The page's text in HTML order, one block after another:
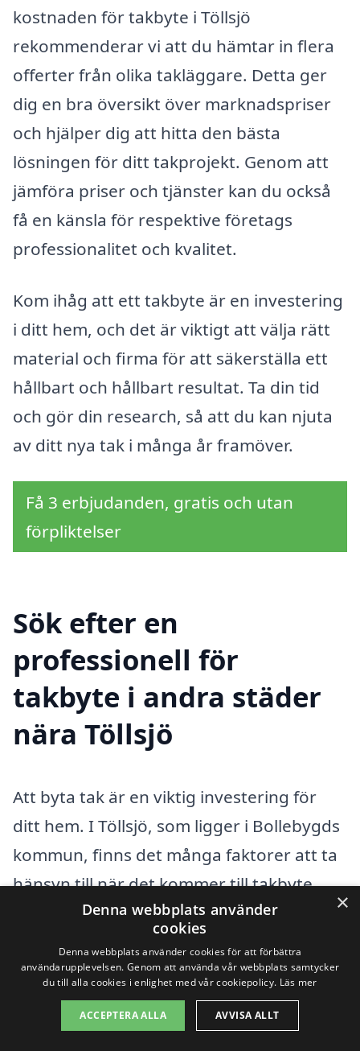
kostnaden för takbyte i Töllsjö
rekommenderar vi att du hämtar in flera
offerter från olika takläggare. Detta ger
dig en bra översikt över marknadspriser
och hjälper dig att hitta den bästa
lösningen för ditt takprojekt. Genom att
jämföra priser och tjänster kan du också
få en känsla för respektive företags
professionalitet och kvalitet.
Kom ihåg att ett takbyte är en investering
i ditt hem, och det är viktigt att välja rätt
material och firma för att säkerställa ett
hållbart och hållbart resultat. Ta din tid
och gör din research, så att du kan njuta
av ditt nya tak i många år framöver.
Få 3 erbjudanden, gratis och utan
förpliktelser
Sök efter en
professionell för
takbyte i andra städer
nära Töllsjö
Att byta tak är en viktig investering för
ditt hem. I Töllsjö, som ligger i Bollebygds
kommun, finns det många faktorer att ta
hänsyn till när det kommer till takbyte.
Det är avgörande att du väljer en pålitlig
och hållbarhet. Om du letar efter hjälp
med takbyte i Töllsjö, kan det ibland vara
bra att även överväga alternativ i
×
Denna webbplats använder
cookies
Denna webbplats använder cookies för att förbättra
användarupplevelsen. Genom att använda vår webbplats samtycker
du till alla cookies i enlighet med vår cookiepolicy. Läs mer
ACCEPTERA ALLA AVVISA ALLT